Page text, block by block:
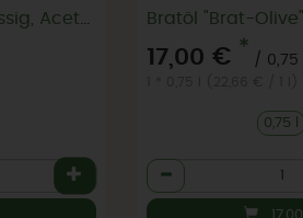
17,00 € *
/ 0,75 l
0,75 l
Anzahl
17,00